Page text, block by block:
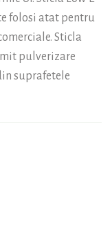
folosi atat pentru
Sticla
pulverizare
suprafetele